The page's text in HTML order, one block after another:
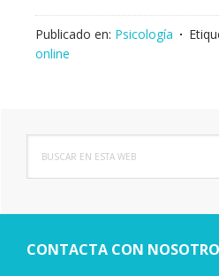
Publicado en: Psicología
online
Barra
lateral
principal
esta
CONTACTA CON